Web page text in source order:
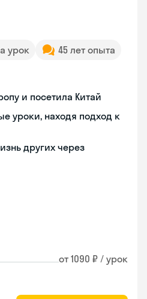
урок
45 лет опыта
и посетила Китай
уроки, находя подход к
других через
от 1090 ₽ / урок